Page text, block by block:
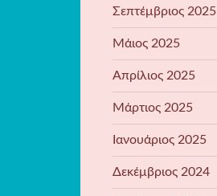
Σεπτέμβριος 2025
Μάιος 2025
Απρίλιος 2025
Μάρτιος 2025
Ιανουάριος 2025
Δεκέμβριος 2024